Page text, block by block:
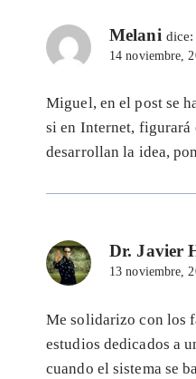
Melani dice:
14 noviembre,
Miguel, en el post se
si en Internet, figurará
desarrollan la idea,
Dr. Javier
13 noviembre,
Me solidarizo con los
estudios dedicados a
cuando el sistema se